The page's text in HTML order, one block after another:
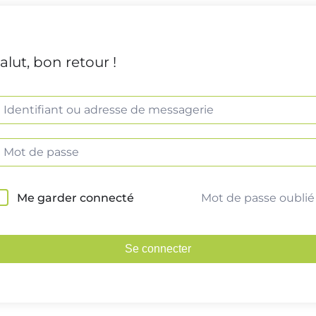
bon retour !
Me garder connecté Mot de passe oublié
Se connecter